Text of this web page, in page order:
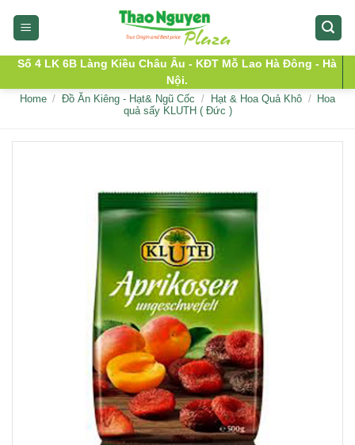
Số 4 LK 6B Làng Kiều Châu Âu - KĐT Mỗ Lao Hà Đông - Hà
Nội.
Home / Đồ Ăn Kiêng - Hạt& Ngũ Cốc / Hạt & Hoa Quả Khô /
Hoa
quả sấy KLUTH ( Đức )